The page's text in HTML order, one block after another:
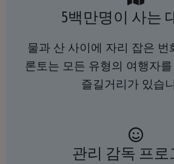
5백만명이 사는
물과 산 사이에 자리 잡은 번
론토는 모든 유형의 여행자
즐길거리가 있습
관리 감독 프로